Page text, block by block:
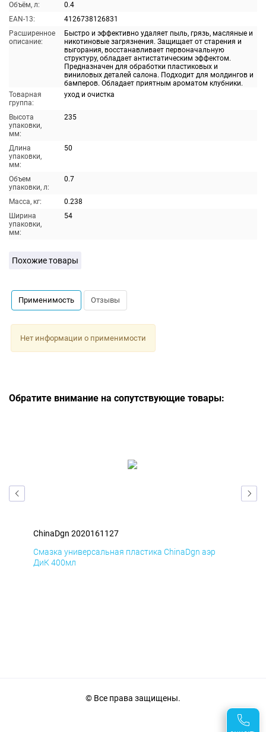
Объём, л:
0.4
EAN-13:
4126738126831
Расширенное
описание:
Быстро и эффективно удаляет пыль, грязь, масляные и
никотиновые загрязнения. Защищает от старения и
выгорания, восстанавливает первоначальную
структуру, обладает антистатическим эффектом.
Предназначен для обработки пластиковых и
виниловых деталей салона. Подходит для молдингов и
бамперов. Обладает приятным ароматом клубники.
Товарная
группа:
уход и очистка
Высота
упаковки,
мм:
235
Длина
упаковки,
мм:
50
Объем
упаковки, л:
0.7
Масса, кг:
0.238
Ширина
упаковки,
мм:
54
Похожие товары
Применимость Отзывы
Нет информации о применимости
Обратите внимание на сопутствующие товары:
ChinaDgn 2020161127
Смазка универсальная пластика ChinaDgn аэр
ДиК 400мл
© Все права защищены.